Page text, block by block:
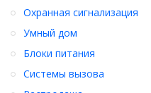
Охранная сигнализация
Умный дом
Блоки питания
Системы вызова